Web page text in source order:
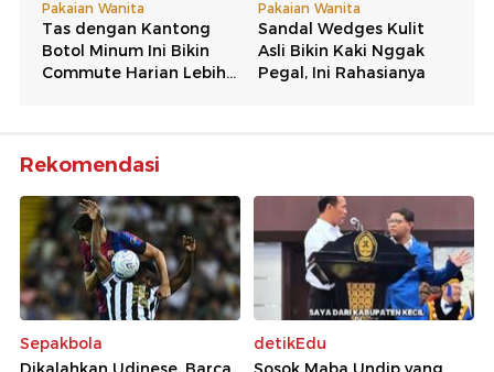
Rekomendasi
Sepakbola
detikEdu